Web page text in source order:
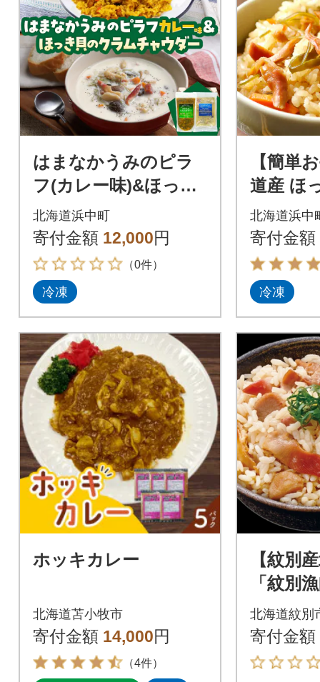
はまなかうみのピラ
フ(カレー味)&ほっき
貝のクラムチャウダ
ーセット_H0034-103
北海道浜中町
寄付金額 12,000円
（0件）
冷凍
【簡単
道産 ほ
の炊き
合炊き
06
北海道浜中
寄付金額
冷凍
ホッキカレー
北海道苫小牧市
寄付金額 14,000円
（4件）
【紋別
「紋別
ほぐし
添加】
炊き込
北海道紋別
寄付金額